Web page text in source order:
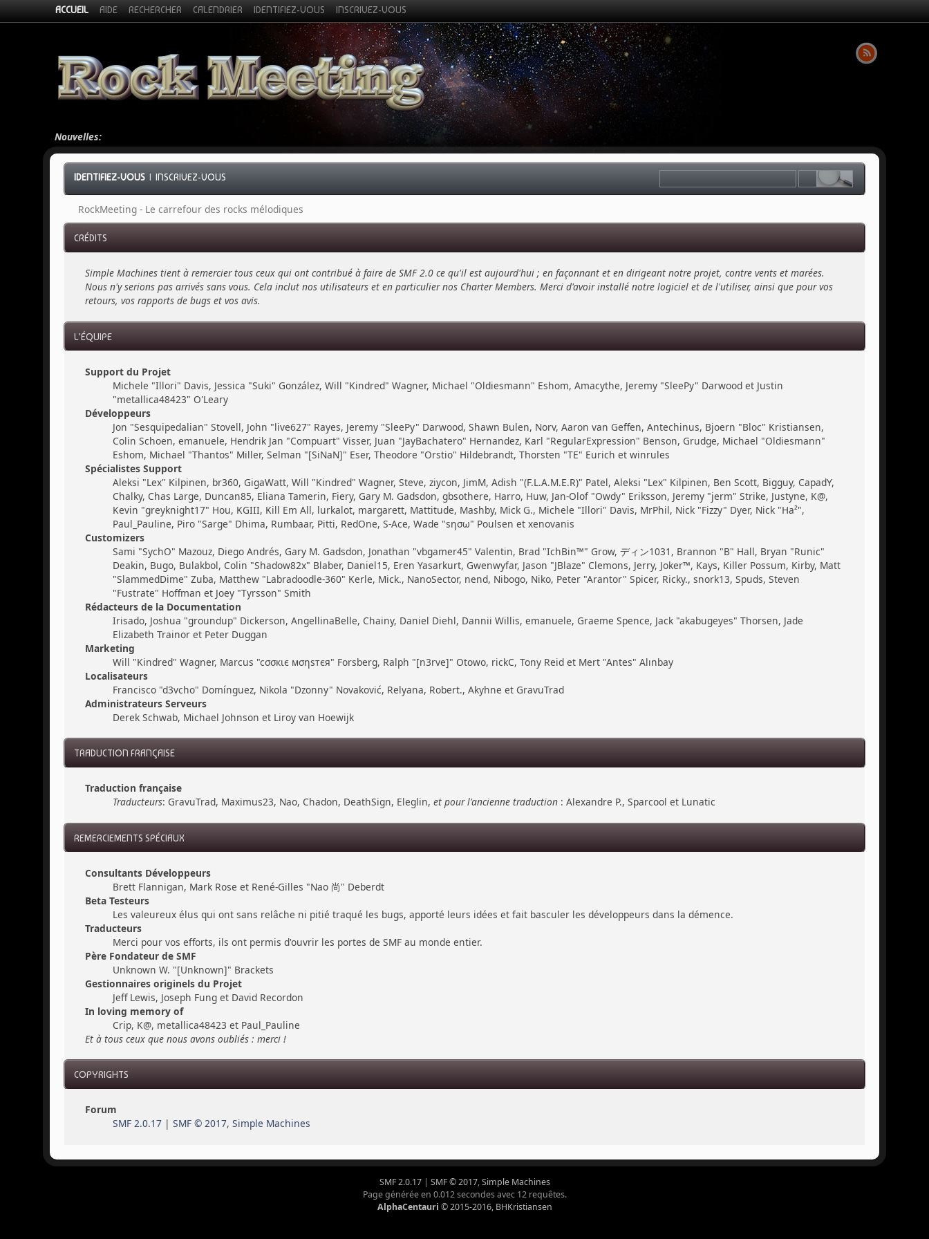
ACCUEIL AIDE RECHERCHER CALENDRIER IDENTIFIEZ-VOUS INSCRIVEZ-VOUS
Nouvelles:
IDENTIFIEZ-VOUS |INSCRIVEZ-VOUS
RockMeeting - Le carrefour des rocks mélodiques
CRÉDITS
Simple Machines tient à remercier tous ceux qui ont contribué à faire de SMF 2.0 ce qu'il est aujourd'hui ; en façonnant et en dirigeant notre projet, contre vents et marées.
Nous n'y serions pas arrivés sans vous. Cela inclut nos utilisateurs et en particulier nos Charter Members. Merci d'avoir installé notre logiciel et de l'utiliser, ainsi que pour vos
retours, vos rapports de bugs et vos avis.
L'ÉQUIPE
Support du Projet
Michele "Illori" Davis, Jessica "Suki" González, Will "Kindred" Wagner, Michael "Oldiesmann" Eshom, Amacythe, Jeremy "SleePy" Darwood et Justin
"metallica48423" O'Leary
Développeurs
Jon "Sesquipedalian" Stovell, John "live627" Rayes, Jeremy "SleePy" Darwood, Shawn Bulen, Norv, Aaron van Geffen, Antechinus, Bjoern "Bloc" Kristiansen,
Colin Schoen, emanuele, Hendrik Jan "Compuart" Visser, Juan "JayBachatero" Hernandez, Karl "RegularExpression" Benson, Grudge, Michael "Oldiesmann"
Eshom, Michael "Thantos" Miller, Selman "[SiNaN]" Eser, Theodore "Orstio" Hildebrandt, Thorsten "TE" Eurich et winrules
Spécialistes Support
Aleksi "Lex" Kilpinen, br360, GigaWatt, Will "Kindred" Wagner, Steve, ziycon, JimM, Adish "(F.L.A.M.E.R)" Patel, Aleksi "Lex" Kilpinen, Ben Scott, Bigguy, CapadY,
Chalky, Chas Large, Duncan85, Eliana Tamerin, Fiery, Gary M. Gadsdon, gbsothere, Harro, Huw, Jan-Olof "Owdy" Eriksson, Jeremy "jerm" Strike, Justyne, K@,
Kevin "greyknight17" Hou, KGIII, Kill Em All, lurkalot, margarett, Mattitude, Mashby, Mick G., Michele "Illori" Davis, MrPhil, Nick "Fizzy" Dyer, Nick "Ha²",
Paul_Pauline, Piro "Sarge" Dhima, Rumbaar, Pitti, RedOne, S-Ace, Wade "sησω" Poulsen et xenovanis
Customizers
Sami "SychO" Mazouz, Diego Andrés, Gary M. Gadsdon, Jonathan "vbgamer45" Valentin, Brad "IchBin™" Grow, ディン1031, Brannon "B" Hall, Bryan "Runic"
Deakin, Bugo, Bulakbol, Colin "Shadow82x" Blaber, Daniel15, Eren Yasarkurt, Gwenwyfar, Jason "JBlaze" Clemons, Jerry, Joker™, Kays, Killer Possum, Kirby, Matt
"SlammedDime" Zuba, Matthew "Labradoodle-360" Kerle, Mick., NanoSector, nend, Nibogo, Niko, Peter "Arantor" Spicer, Ricky., snork13, Spuds, Steven
"Fustrate" Hoffman et Joey "Tyrsson" Smith
Rédacteurs de la Documentation
Irisado, Joshua "groundup" Dickerson, AngellinaBelle, Chainy, Daniel Diehl, Dannii Willis, emanuele, Graeme Spence, Jack "akabugeyes" Thorsen, Jade
Elizabeth Trainor et Peter Duggan
Marketing
Will "Kindred" Wagner, Marcus "cσσкιє мσηѕтєя" Forsberg, Ralph "[n3rve]" Otowo, rickC, Tony Reid et Mert "Antes" Alınbay
Localisateurs
Francisco "d3vcho" Domínguez, Nikola "Dzonny" Novaković, Relyana, Robert., Akyhne et GravuTrad
Administrateurs Serveurs
Derek Schwab, Michael Johnson et Liroy van Hoewijk
TRADUCTION FRANÇAISE
Traduction française
Traducteurs: GravuTrad, Maximus23, Nao, Chadon, DeathSign, Eleglin, et pour l'ancienne traduction: Alexandre P., Sparcool et Lunatic
REMERCIEMENTS SPÉCIAUX
Consultants Développeurs
Brett Flannigan, Mark Rose et René-Gilles "Nao 尚" Deberdt
Beta Testeurs
Les valeureux élus qui ont sans relâche ni pitié traqué les bugs, apporté leurs idées et fait basculer les développeurs dans la démence.
Traducteurs
Merci pour vos efforts, ils ont permis d'ouvrir les portes de SMF au monde entier.
Père Fondateur de SMF
Unknown W. "[Unknown]" Brackets
Gestionnaires originels du Projet
Jeff Lewis, Joseph Fung et David Recordon
In loving memory of
Crip, K@, metallica48423 et Paul_Pauline
Et à tous ceux que nous avons oubliés : merci !
COPYRIGHTS
Forum
SMF 2.0.17| SMF © 2017, Simple Machines
SMF 2.0.17| SMF © 2017,Simple Machines
Page générée en 0.012 secondes avec 12 requêtes.
AlphaCentauri © 2015-2016, BHKristiansen